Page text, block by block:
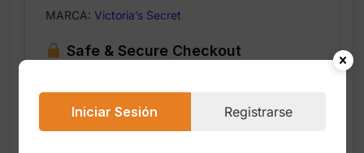
MARCA: Victoria’s Secret
Safe & Secure Checkout
Iniciar Sesión Registrarse